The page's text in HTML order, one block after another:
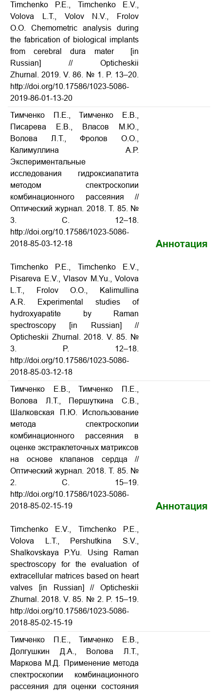
Timchenko P.E., Timchenko E.V.,
Volova L.T., Volov N.V., Frolov
O.O. Chemometric analysis during
the fabrication of biological implants
from cerebral dura mater
[in
Russian] // Opticheskii
Zhurnal. 2019. V. 86. № 1. P. 13–20.
http://doi.org/10.17586/1023-5086-
2019-86-01-13-20
Тимченко П.Е., Тимченко Е.В.,
Писарева Е.В., Власов М.Ю.,
Волова Л.Т., Фролов О.О.,
Калимуллина А.Р.
Экспериментальные
исследования гидроксиапатита
методом спектроскопии
комбинационного рассеяния //
Оптический журнал. 2018. Т. 85. №
3. С. 12–18.
http://doi.org/10.17586/1023-5086-
2018-85-03-12-18
Timchenko P.E., Timchenko E.V.,
Pisareva E.V., Vlasov M.Yu., Volova
L.T., Frolov O.O., Kalimullina
A.R. Experimental studies of
hydroxyapatite by Raman
spectroscopy [in Russian] //
Opticheskii Zhurnal. 2018. V. 85. №
3. P. 12–18.
http://doi.org/10.17586/1023-5086-
2018-85-03-12-18
Аннотация
Тимченко Е.В., Тимченко П.Е.,
Волова Л.Т., Першуткина С.В.,
Шалковская П.Ю. Использование
метода спектроскопии
комбинационного рассеяния в
оценке экстраклеточных матриксов
на основе клапанов сердца //
Оптический журнал. 2018. Т. 85. №
2. С. 15–19.
http://doi.org/10.17586/1023-5086-
2018-85-02-15-19
Timchenko E.V., Timchenko P.E.,
Volova L.T., Pershutkina S.V.,
Shalkovskaya P.Yu. Using Raman
spectroscopy for the evaluation of
extracellular matrices based on heart
valves
[in Russian] // Opticheskii
Zhurnal. 2018. V. 85. № 2. P. 15–19.
http://doi.org/10.17586/1023-5086-
2018-85-02-15-19
Аннотация
Тимченко П.Е., Тимченко Е.В.,
Долгушкин Д.А., Волова Л.Т.,
Маркова М.Д. Применение метода
спектроскопии комбинационного
рассеяния для оценки состояния